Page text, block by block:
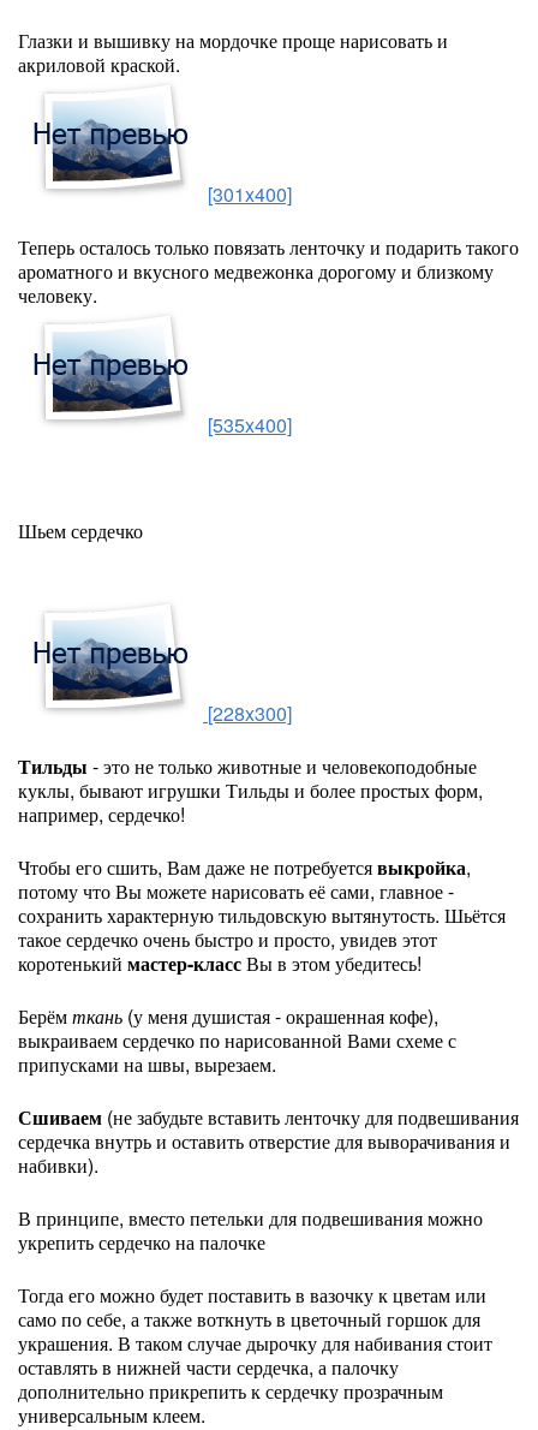
Глазки и вышивку на мордочке проще нарисовать и
акриловой краской.
[301x400]
Теперь осталось только повязать ленточку и подарить такого
ароматного и вкусного медвежонка дорогому и близкому
человеку.
[535x400]
Шьем сердечко
[228x300]
Тильды - это не только животные и человекоподобные
куклы, бывают игрушки Тильды и более простых форм,
например, сердечко!
Чтобы его сшить, Вам даже не потребуетсявыкройка,
потому что Вы можете нарисовать её сами, главное -
сохранить характерную тильдовскую вытянутость. Шьётся
такое сердечко очень быстро и просто, увидев этот
коротенький мастер-классВы в этом убедитесь!
Берёмткань (у меня душистая - окрашенная кофе),
выкраиваем сердечко по нарисованной Вами схеме с
припусками на швы, вырезаем.
Сшиваем (не забудьте вставить ленточку для подвешивания
сердечка внутрь и оставить отверстие для выворачивания и
набивки).
В принципе, вместо петельки для подвешивания можно
укрепить сердечко на палочке
Тогда его можно будет поставить в вазочку к цветам или
само по себе, а также воткнуть в цветочный горшок для
украшения. В таком случае дырочку для набивания стоит
оставлять в нижней части сердечка, а палочку
дополнительно прикрепить к сердечку прозрачным
универсальным клеем.